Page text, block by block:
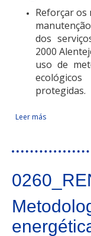
Reforçar
dos
2000
uso de
protegidas.
Leer más sobre
Sudoeste